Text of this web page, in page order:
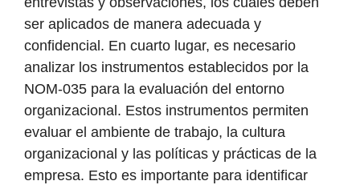
ser aplicados de manera adecuada y
confidencial. En cuarto lugar, es necesario
analizar los instrumentos establecidos por la
NOM-035 para la evaluación del entorno
organizacional. Estos instrumentos permiten
evaluar el ambiente de trabajo, la cultura
organizacional y las políticas y prácticas de la
empresa. Esto es importante para identificar